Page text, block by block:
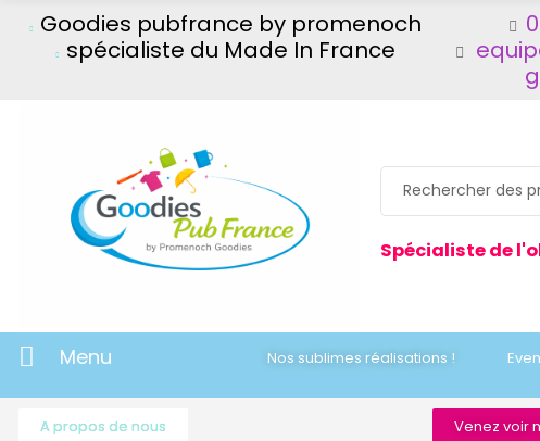
Goodies pubfrance by promenoch
spécialiste du Made In France
Spécialiste de
Menu Nos sublimes réalisations !
A propos de nous Venez voir